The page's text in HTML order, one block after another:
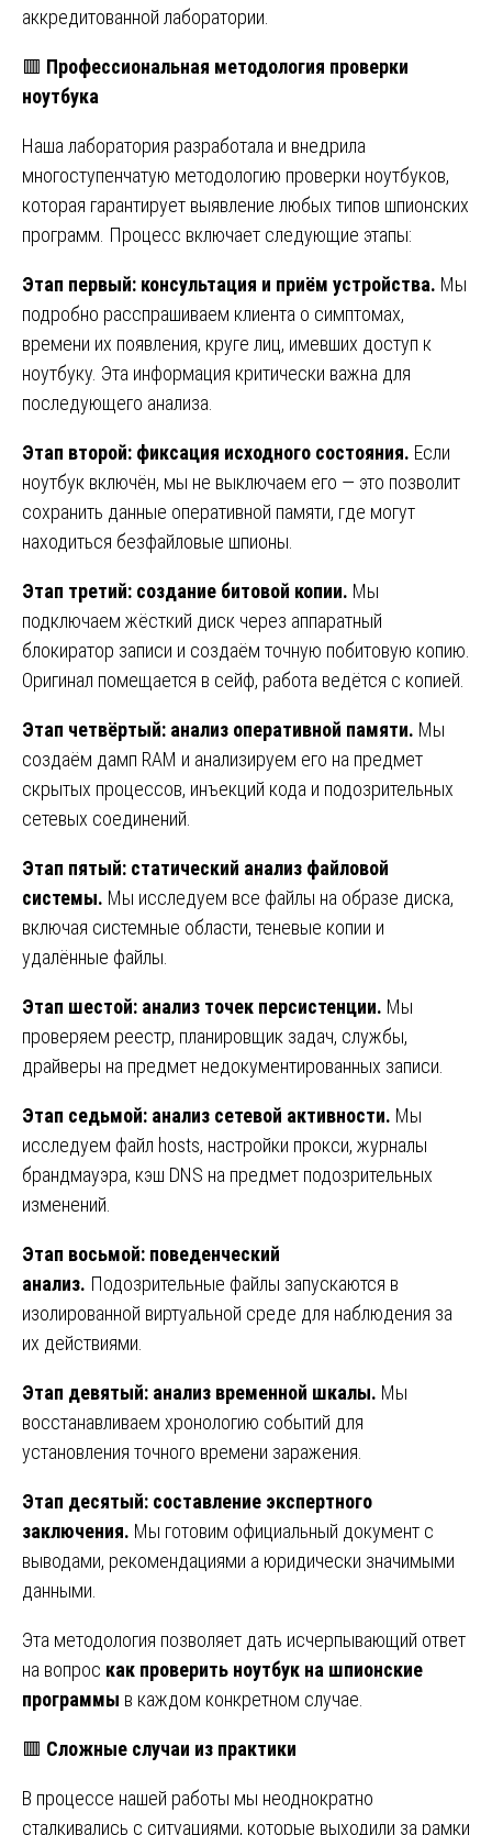
аккредитованной лаборатории.
🟥 Профессиональная методология проверки
ноутбука
Наша лаборатория разработала и внедрила
многоступенчатую методологию проверки ноутбуков,
которая гарантирует выявление любых типов шпионских
программ. Процесс включает следующие этапы:
Этап первый: консультация и приём устройства. Мы
подробно расспрашиваем клиента о симптомах,
времени их появления, круге лиц, имевших доступ к
ноутбуку. Эта информация критически важна для
последующего анализа.
Этап второй: фиксация исходного состояния. Если
ноутбук включён, мы не выключаем его — это позволит
сохранить данные оперативной памяти, где могут
находиться безфайловые шпионы.
Этап третий: создание битовой копии. Мы
подключаем жёсткий диск через аппаратный
блокиратор записи и создаём точную побитовую копию.
Оригинал помещается в сейф, работа ведётся с копией.
Этап четвёртый: анализ оперативной памяти. Мы
создаём дамп RAM и анализируем его на предмет
скрытых процессов, инъекций кода и подозрительных
сетевых соединений.
Этап пятый: статический анализ файловой
системы. Мы исследуем все файлы на образе диска,
включая системные области, теневые копии и
удалённые файлы.
Этап шестой: анализ точек персистенции. Мы
проверяем реестр, планировщик задач, службы,
драйверы на предмет недокументированных записи.
Этап седьмой: анализ сетевой активности. Мы
исследуем файл hosts, настройки прокси, журналы
брандмауэра, кэш DNS на предмет подозрительных
изменений.
Этап восьмой: поведенческий
анализ. Подозрительные файлы запускаются в
изолированной виртуальной среде для наблюдения за
их действиями.
Этап девятый: анализ временной шкалы. Мы
восстанавливаем хронологию событий для
установления точного времени заражения.
Этап десятый: составление экспертного
заключения. Мы готовим официальный документ с
выводами, рекомендациями a юридически значимыми
данными.
Эта методология позволяет дать исчерпывающий ответ
на вопрос как проверить ноутбук на шпионские
программы в каждом конкретном случае.
🟥 Сложные случаи из практики
В процессе нашей работы мы неоднократно
сталкивались с ситуациями, которые выходили за рамки